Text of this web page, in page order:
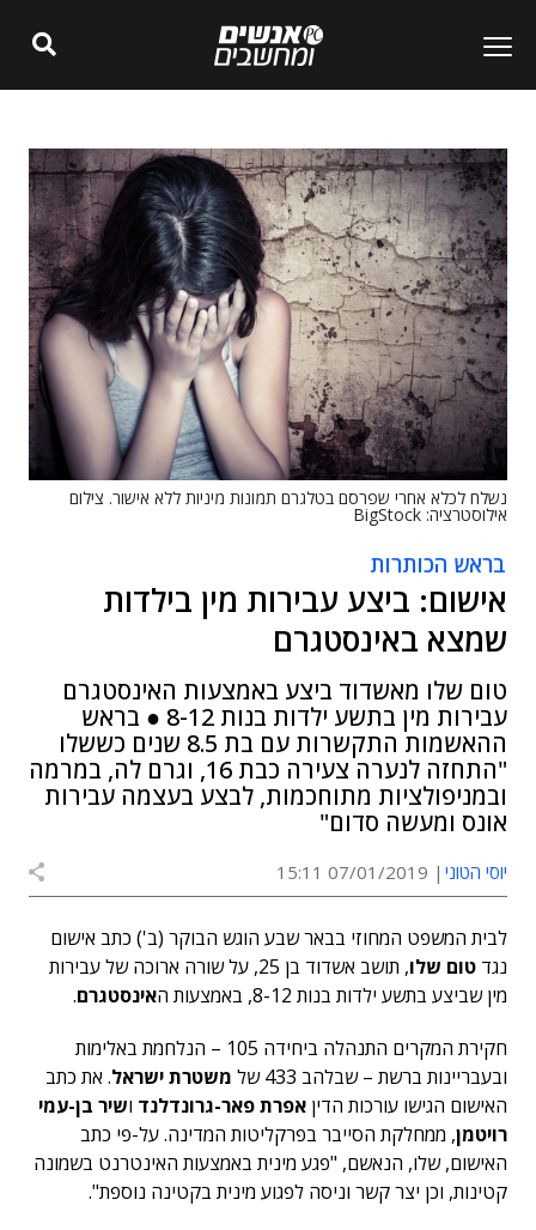
נשלח לכלא אחרי שפרסם בטלגרם תמונות מיניות ללא אישור. צילום
אילוסטרציה: BigStock
בראש הכותרות
אישום: ביצע עבירות מין בילדות
שמצא באינסטגרם
טום שלו מאשדוד ביצע באמצעות האינסטגרם
עבירות מין בתשע ילדות בנות 8-12 ● בראש
ההאשמות התקשרות עם בת 8.5 שנים כששלו
"התחזה לנערה צעירה כבת 16, וגרם לה, במרמה
ובמניפולציות מתוחכמות, לבצע בעצמה עבירות
אונס ומעשה סדום"
יוסי הטוני 07/01/2019 15:11
לבית המשפט המחוזי בבאר שבע הוגש הבוקר (ב') כתב אישום
נגד טום שלו
, תושב אשדוד בן 25, על שורה ארוכה של עבירות
מין שביצע בתשע ילדות בנות 8-12, באמצעות ה
אינסטגרם.
חקירת המקרים התנהלה ביחידה 105 – הנלחמת באלימות
ובעבריינות ברשת – שבלהב 433 של
משטרת ישראל. את כתב
האישום הגישו עורכות הדין אפרת פאר-גרונדלנד ושיר בן-עמי
רויטמן, ממחלקת הסייבר בפרקליטות המדינה. על-פי כתב
האישום, שלו, הנאשם, "פגע מינית באמצעות האינטרנט בשמונה
קטינות, וכן יצר קשר וניסה לפגוע מינית בקטינה נוספת".